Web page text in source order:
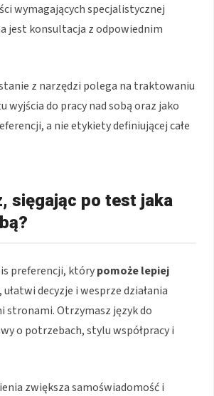
wymagających specjalistycznej
jest konsultacja z odpowiednim
z narzędzi polega na traktowaniu
wyjścia do pracy nad sobą oraz jako
a nie etykiety definiującej całe
sięgając po test jaka
preferencji, którypomoże lepiej
, ułatwi decyzje i wesprze działania
stronami. Otrzymasz język do
o potrzebach, stylu współpracy i
zwiększa samoświadomość i